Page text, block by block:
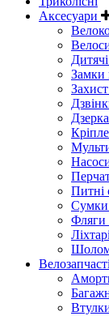
Аксесуари
Замки
Питні
Сумки
Фляги
Велозапчасті